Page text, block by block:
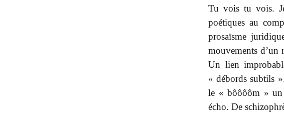
Tu vois tu vois.
poétiques au
prosaïsme
mouvements d’un
Un lien
« débords subtils
le « bôôôôm » un
écho. De